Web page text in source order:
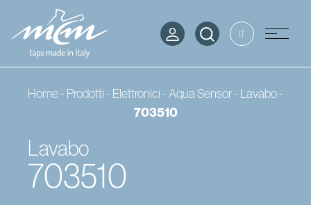
IT
Lavabo
703510
Home- Prodotti- Elettronici - Aqua Sensor- Lavabo-
703510